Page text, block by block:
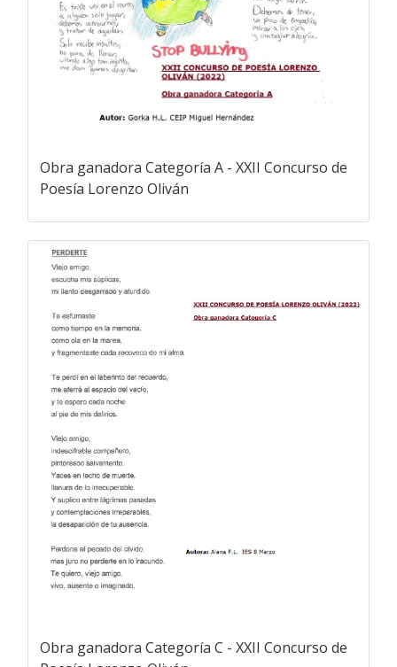
Obra ganadora Categoría A - XXII Concurso de
Poesía Lorenzo Oliván
Obra ganadora Categoría C - XXII Concurso de